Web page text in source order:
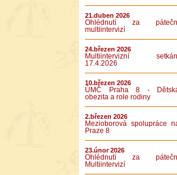
21.duben 2026
Ohlédnutí za
multiintervizí
24.březen 2026
Multiintervizní
17.4.2026
10.březen 2026
ÚMČ Praha 8 -
obezita a role rodiny
2.březen 2026
Mezioborová spolupráce
Praze 8
23.únor 2026
Ohlédnutí za
Multiintervizí